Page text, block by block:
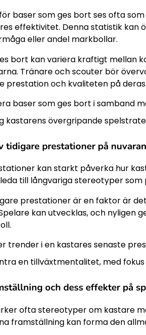
baser som ges bort ses ofta
effektivitet. Denna statistik kan
eller andel markbollar.
bort kan variera kraftigt mellan
Tränare och scouter bör
prestation och kvaliteten på
baser som ges bort i samband
kastarens övergripande
tidigare prestationer på
kan starkt påverka hur
till långvariga stereotyper
prestationer är en faktor är
kan utvecklas, och nyligen
trender i en kastares senaste
en tillväxtmentalitet, med
och dess effekter på
ofta stereotyper om kastare
framställning kan forma den